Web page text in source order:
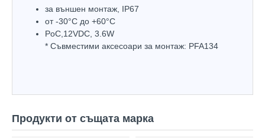
за външен монтаж, IP67
oт -30°С до +60°С
PoC,12VDC, 3.6W
* Съвместими аксесоари за монтаж: PFA134
Продукти от същата марка